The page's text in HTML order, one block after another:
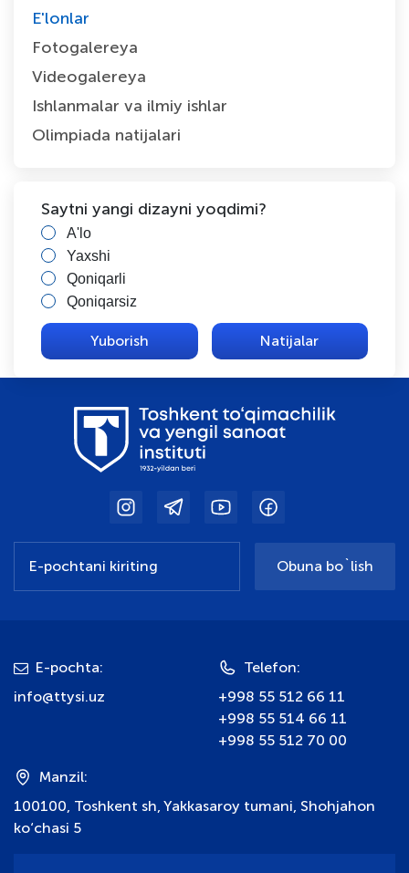
E'lonlar
Fotogalereya
Videogalereya
Ishlanmalar va ilmiy ishlar
Olimpiada natijalari
Saytni yangi dizayni yoqdimi?
A'lo
Yaxshi
Qoniqarli
Qoniqarsiz
Natijalar
Obuna bo`lish
E-pochta:
info@ttysi.uz
Telefon:
+998 55 512 66 11
+998 55 514 66 11
+998 55 512 70 00
Manzil:
100100, Toshkent sh, Yakkasaroy tumani, Shohjahon
ko‘chasi 5